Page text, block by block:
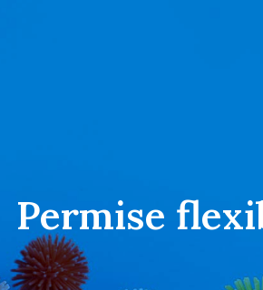
Permise